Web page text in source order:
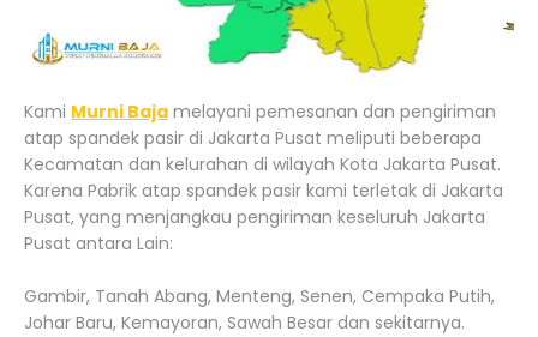
Kami Murni Baja melayani pemesanan dan pengiriman
atap spandek pasir di Jakarta Pusat meliputi beberapa
Kecamatan dan kelurahan di wilayah Kota Jakarta Pusat.
Karena Pabrik atap spandek pasir kami terletak di Jakarta
Pusat, yang menjangkau pengiriman keseluruh Jakarta
Pusat antara Lain:
Gambir, Tanah Abang, Menteng, Senen, Cempaka Putih,
Johar Baru, Kemayoran, Sawah Besar dan sekitarnya.